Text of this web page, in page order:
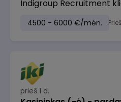
Indigroup Recruitment
4500 - 6000 €/mėn.
prieš 1 d.